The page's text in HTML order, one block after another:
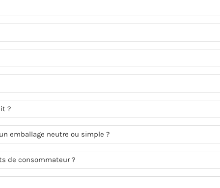
?
emballage neutre ou simple ?
de consommateur ?